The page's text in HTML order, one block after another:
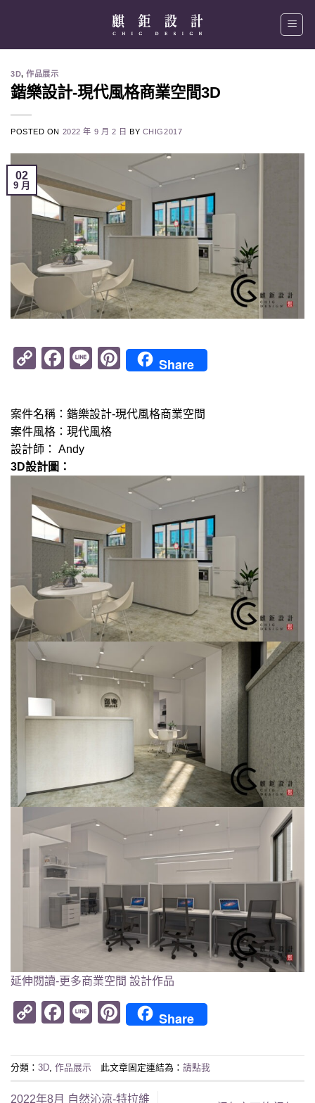
3D,作品展示
鍇樂設計-現代風格商業空間3D
POSTED ON 2022 年 9 月 2 日 BY CHIG2017
02
9 月
CopyFacebook
LinePinterest
Share
案件名稱：鍇樂設計-現代風格商業空間
案件風格：現代風格
設計師： Andy
3D設計圖：
延伸閱讀-更多商業空間 設計作品
CopyFacebook
LinePinterest
Share
分類： 3D 作品展示 此文章固定連結為： 請點我
2022年8月 自然沁涼-特拉維